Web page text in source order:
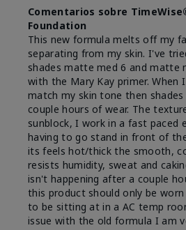
Comentarios sobre
Foundation
This new formula melts off my
separating from my skin. I've
shades matte med 6 and matte
with the Mary Kay primer. When
match my skin tone then
couple hours of wear. The
sunblock, I work in a fast paced
having to go stand in front of
its feels hot/thick the smooth,
resists humidity, sweat and
isn't happening after a couple
this product should only be
to be sitting at in a AC temp
issue with the old formula I am